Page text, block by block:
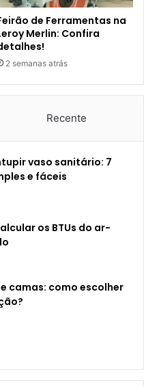
de Ferramentas na
Merlin: Confira
2 semanas atrás
Recente
vaso sanitário: 7
e fáceis
os BTUs do ar-
camas: como escolher